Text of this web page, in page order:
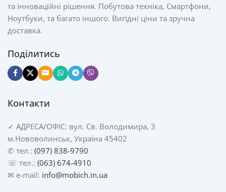
та інноваційні рішення. Побутова техніка, Смартфони,
Ноутбуки, та багато іншого. Вигідні ціни та зручна
доставка.
Поділитись
Контакти
✓ АДРЕСА/ОФІС: вул. Св. Володимира, 3
м.Нововолинськ, Україна 45402
✆ тел.: (097) 838-9790
☏ тел.: (063) 674-4910
✉ e-mail: info@mobich.in.ua